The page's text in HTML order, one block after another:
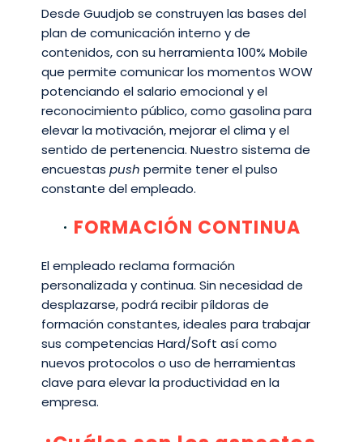
Desde Guudjob se construyen las bases del
plan de comunicación interno y de
contenidos, con su herramienta 100% Mobile
que permite comunicar los momentos WOW
potenciando el salario emocional y el
reconocimiento público, como gasolina para
elevar la motivación, mejorar el clima y el
sentido de pertenencia. Nuestro sistema de
encuestas push permite tener el pulso
constante del empleado.
FORMACIÓN CONTINUA
El empleado reclama formación
personalizada y continua. Sin necesidad de
desplazarse, podrá recibir píldoras de
formación constantes, ideales para trabajar
sus competencias Hard/Soft así como
nuevos protocolos o uso de herramientas
clave para elevar la productividad en la
empresa.